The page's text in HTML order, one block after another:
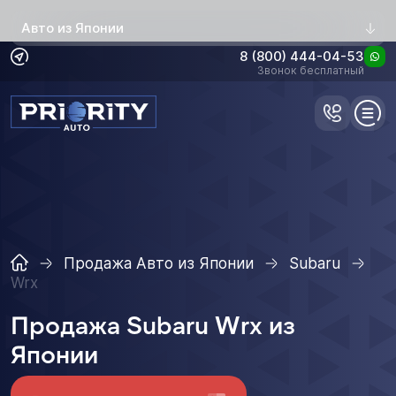
Авто из Японии
8 (800) 444-04-53
Звонок бесплатный
Продажа Авто из Японии
Subaru
Wrx
Продажа Subaru Wrx из
Японии